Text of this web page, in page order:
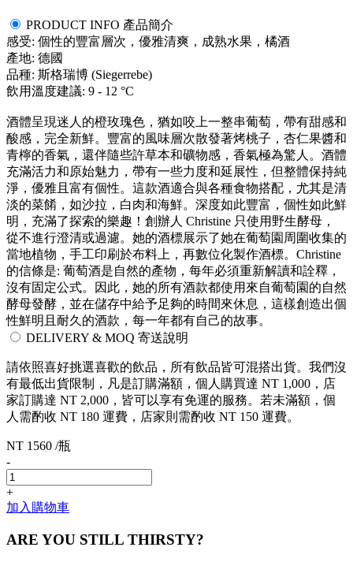
PRODUCT INFO 產品簡介
感受: 個性的豐富層次，優雅清爽，成熟水果，橘酒
產地: 德國
品種: 斯格瑞博 (Siegerrebe)
飲用溫度建議: 9 - 12 °C
酒體呈現迷人的橙玫瑰色，猶如咬上一整串葡萄，帶有甜感和
酸感，完全新鮮。豐富的風味層次散發著烤桃子，杏仁果醬和
青檸的香氣，還伴隨些許草本和礦物感，香氣極為驚人。酒體
充滿活力和原始魅力，帶有一些力度和延展性，但整體保持純
淨，優雅且富有個性。這款酒適合與各種食物搭配，尤其是清
淡的菜餚，如沙拉，白肉和海鮮。深度如此豐富，個性如此鮮
明，充滿了探索的樂趣！創辦人 Christine 只使用野生酵母，
從不進行澄清或過濾。她的酒標展示了她在葡萄園周圍收集的
當地植物，手工印刷於布料上，再數位化製作酒標。Christine
的信條是: 葡萄酒是自然的產物，每年必須重新解讀和詮釋，
沒有固定公式。因此，她的所有酒款都使用來自葡萄園的自然
酵母發酵，並在儲存中給予足夠的時間來休息，這樣創造出個
性鮮明且耐久的酒款，每一年都有自己的故事。
DELIVERY & MOQ 寄送說明
請依照喜好挑選喜歡的飲品，所有飲品皆可混搭出貨。我們沒
有最低出貨限制，凡是訂購滿額，個人購買達 NT 1,000，店
家訂購達 NT 2,000，皆可以享有免運的服務。若未滿額，個
人需酌收 NT 180 運費，店家則需酌收 NT 150 運費。
NT 1560 /瓶
-
+
加入購物車
ARE YOU STILL THIRSTY?